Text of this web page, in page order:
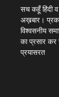
सच कहूँ हिंदी व
अख़बार।
विश्वसनीय
का प्रसार
प्रयासरत